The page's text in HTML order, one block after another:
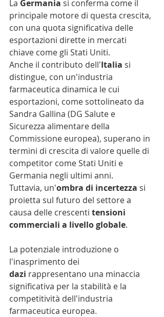
La Germania si conferma come il
principale motore di questa crescita,
con una quota significativa delle
esportazioni dirette in mercati
chiave come gli Stati Uniti.
Anche il contributo dell'Italia si
distingue, con un'industria
farmaceutica dinamica le cui
esportazioni, come sottolineato da
Sandra Gallina (DG Salute e
Sicurezza alimentare della
Commissione europea), superano in
termini di crescita di valore quelle di
competitor come Stati Uniti e
Germania negli ultimi anni.
Tuttavia, un'ombra di incertezza si
proietta sul futuro del settore a
causa delle crescenti tensioni
commerciali a livello globale.
La potenziale introduzione o
l'inasprimento dei
dazi rappresentano una minaccia
significativa per la stabilità e la
competitività dell'industria
farmaceutica europea.